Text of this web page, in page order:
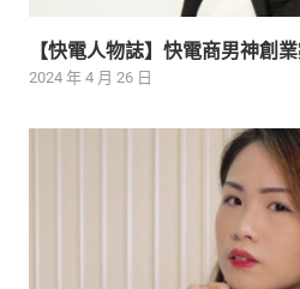
【快電人物誌】快電商男神創
2024 年 4 月 26 日